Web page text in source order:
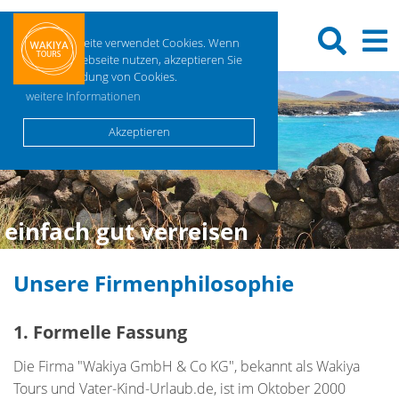
Diese Webseite verwendet Cookies. Wenn
Sie diese Webseite nutzen, akzeptieren Sie
die Verwendung von Cookies.
weitere Informationen
Akzeptieren
einfach gut verreisen
Unsere Firmenphilosophie
1. Formelle Fassung
Die Firma "Wakiya GmbH & Co KG", bekannt als Wakiya
Tours und Vater-Kind-Urlaub.de, ist im Oktober 2000